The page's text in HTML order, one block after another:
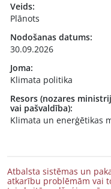
Veids:
Plānots
Nodošanas datums:
30.09.2026
Joma:
Klimata politika
Resors (nozares
vai pašvaldība):
Klimata un enerģētikas
Atbalsta sistēmas un
atkarību problēmām vai